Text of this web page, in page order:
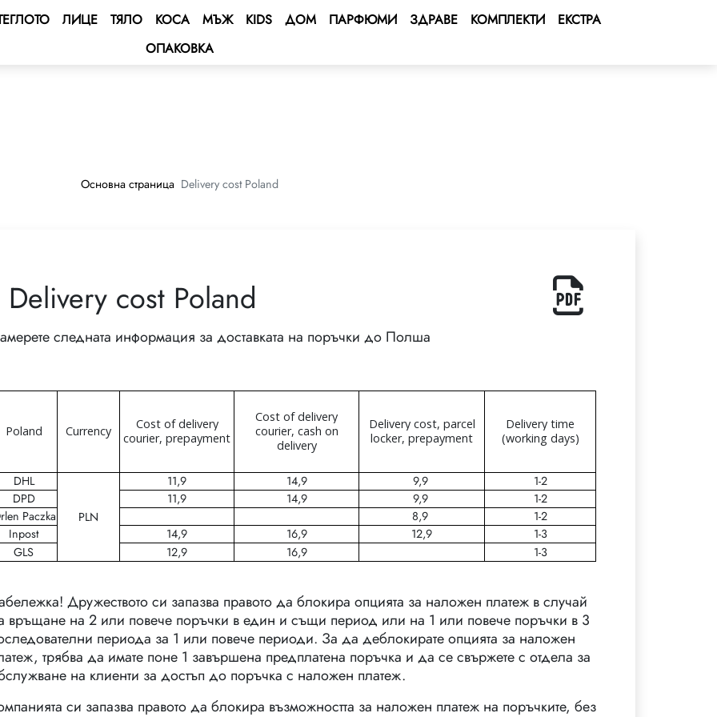
ЛИЦЕ ТЯЛО КОСА МЪЖ KIDS ДОМ ПАРФЮМИ ЗДРАВЕ КОМПЛЕКТИ
ЕКСТРА
ОПАКОВКА
– спечели кола
договорОсновна страница Delivery cost Poland
Delivery cost Poland
следната информация за доставката на поръчки до Полша
Poland Currency
Cost of delivery
courier, prepayment
Cost of delivery
courier, cash on
delivery
Delivery cost, parcel
locker, prepayment
Delivery time
(working days)
DHL
PLN
11,9 14,9 9,9
1-2
DPD
11,9 14,9 9,9
1-2
Paczka
8,9
1-2
Inpost
14,9 16,9 12,9
1-3
GLS
12,9 16,9 1-3
Дружеството си запазва правото да блокира опцията за наложен платеж в случай
връщане на 2 или повече поръчки в един и същи период или на 1 или повече поръчки в 3
периода за 1 или повече периоди. За да деблокирате опцията за наложен
трябва да имате поне 1 завършена предплатена поръчка и да се свържете с отдела за
на клиенти за достъп до поръчка с наложен платеж.
си запазва правото да блокира възможността за наложен платеж на поръчките, без